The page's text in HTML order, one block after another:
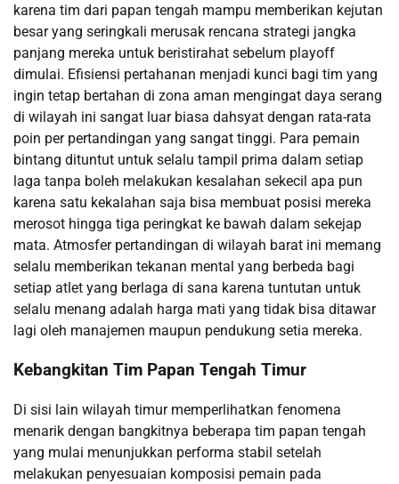
karena tim dari papan tengah mampu memberikan kejutan
besar yang seringkali merusak rencana strategi jangka
panjang mereka untuk beristirahat sebelum playoff
dimulai. Efisiensi pertahanan menjadi kunci bagi tim yang
ingin tetap bertahan di zona aman mengingat daya serang
di wilayah ini sangat luar biasa dahsyat dengan rata-rata
poin per pertandingan yang sangat tinggi. Para pemain
bintang dituntut untuk selalu tampil prima dalam setiap
laga tanpa boleh melakukan kesalahan sekecil apa pun
karena satu kekalahan saja bisa membuat posisi mereka
merosot hingga tiga peringkat ke bawah dalam sekejap
mata. Atmosfer pertandingan di wilayah barat ini memang
selalu memberikan tekanan mental yang berbeda bagi
setiap atlet yang berlaga di sana karena tuntutan untuk
selalu menang adalah harga mati yang tidak bisa ditawar
lagi oleh manajemen maupun pendukung setia mereka.
Kebangkitan Tim Papan Tengah Timur
Di sisi lain wilayah timur memperlihatkan fenomena
menarik dengan bangkitnya beberapa tim papan tengah
yang mulai menunjukkan performa stabil setelah
melakukan penyesuaian komposisi pemain pada